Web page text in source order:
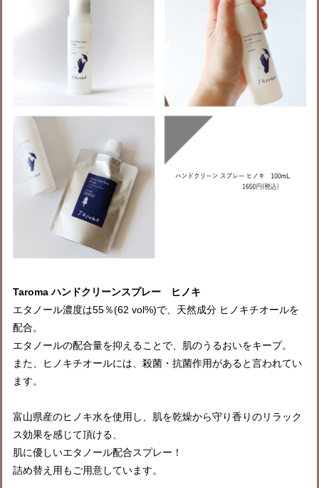
Taroma ハンドクリーンスプレー ヒノキ
エタノール濃度は55％(62 vol%)で、天然成分 ヒノキチオールを
配合。
エタノールの配合量を抑えることで、肌のうるおいをキープ。
また、ヒノキチオールには、殺菌・抗菌作用があると言われてい
ます。
富山県産のヒノキ水を使用し、肌を乾燥から守り香りのリラック
ス効果を感じて頂ける、
肌に優しいエタノール配合スプレー！
詰め替え用もご用意しています。